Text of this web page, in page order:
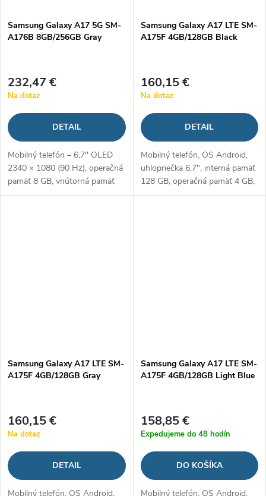
Samsung Galaxy A17 5G SM-
A176B 8GB/256GB Gray
232,47 €
Na dotaz
DETAIL
Mobilný telefón – 6,7" OLED
2340 × 1080 (90 Hz), operačná
pamäť 8 GB, vnútorná pamäť
256 GB, hybridný slot, procesor
Samsung Galaxy A17 LTE SM-
A175F 4GB/128GB Black
160,15 €
Na dotaz
DETAIL
Mobilný telefón, OS Android,
uhlopriečka 6,7", interná pamäť
128 GB, operačná pamäť 4 GB,
zadný fotoaparát 50 MPx,
Samsung Galaxy A17 LTE SM-
A175F 4GB/128GB Gray
160,15 €
Na dotaz
DETAIL
Mobilný telefón, OS Android,
Samsung Galaxy A17 LTE SM-
A175F 4GB/128GB Light Blue
158,85 €
Expedujeme do 48 hodín
DO KOŠÍKA
Mobilný telefón, OS Android,